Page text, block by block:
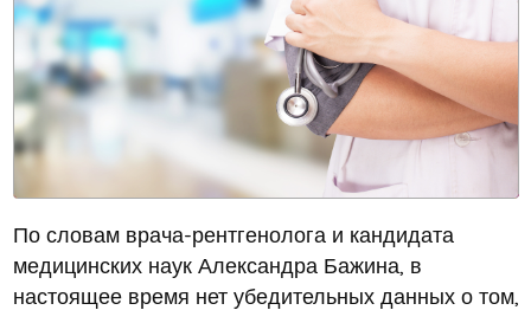
По словам врача-рентгенолога и кандидата
медицинских наук Александра Бажина, в
настоящее время нет убедительных данных о том,